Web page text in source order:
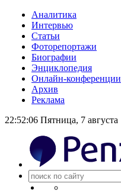
Аналитика
Интервью
Статьи
Фоторепортажи
Биографии
Энциклопедия
Онлайн-конференции
Архив
Реклама
22:52:07 Пятница, 7 августа